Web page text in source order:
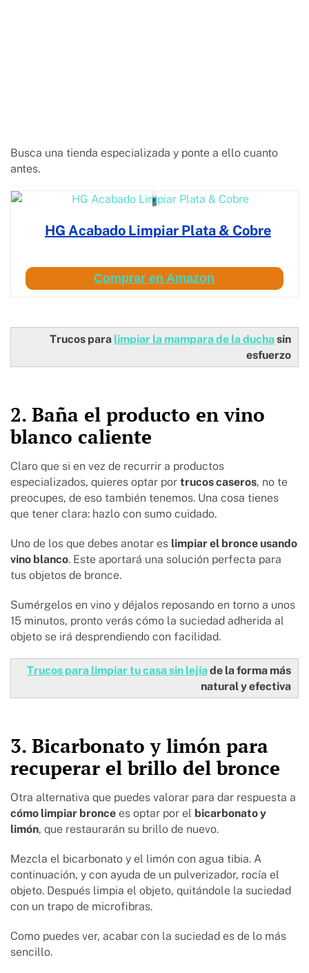
Busca una tienda especializada y ponte a ello cuanto
antes.
HG Acabado Limpiar Plata & Cobre
Comprar en Amazon
Trucos para limpiar la mampara de la ducha sin
esfuerzo
2. Baña el producto en vino
blanco caliente
Claro que si en vez de recurrir a productos
especializados, quieres optar por trucos caseros, no te
preocupes, de eso también tenemos. Una cosa tienes
que tener clara: hazlo con sumo cuidado.
Uno de los que debes anotar es limpiar el bronce usando
vino blanco. Este aportará una solución perfecta para
tus objetos de bronce.
Sumérgelos en vino y déjalos reposando en torno a unos
15 minutos, pronto verás cómo la suciedad adherida al
objeto se irá desprendiendo con facilidad.
Trucos para limpiar tu casa sin lejía de la forma más
natural y efectiva
3. Bicarbonato y limón para
recuperar el brillo del bronce
Otra alternativa que puedes valorar para dar respuesta a
cómo limpiar bronce es optar por el bicarbonato y
limón, que restaurarán su brillo de nuevo.
Mezcla el bicarbonato y el limón con agua tibia. A
continuación, y con ayuda de un pulverizador, rocía el
objeto. Después limpia el objeto, quitándole la suciedad
con un trapo de microfibras.
Como puedes ver, acabar con la suciedad es de lo más
sencillo.